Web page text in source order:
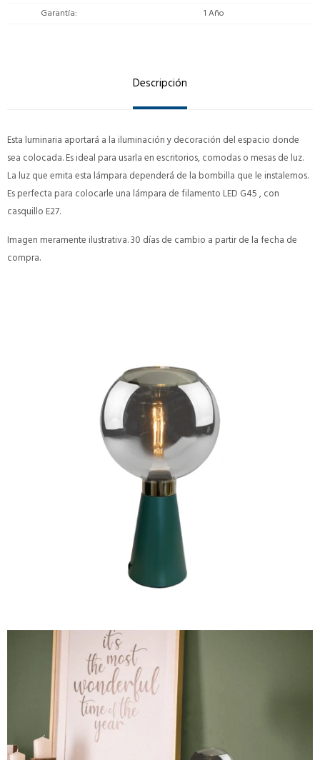
Garantía
1 Año
Descripción
Esta luminaria aportará a la iluminación y decoración del espacio donde
sea colocada. Es ideal para usarla en escritorios, comodas o mesas de luz.
La luz que emita esta lámpara dependerá de la bombilla que le instalemos.
Es perfecta para colocarle una lámpara de filamento LED G45 , con
casquillo E27.
Imagen meramente ilustrativa. 30 días de cambio a partir de la fecha de
compra.